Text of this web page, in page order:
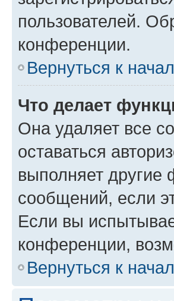
пользователей.
конференции.
Вернуться к
Что делает
Она удаляет все
оставаться
выполняет другие
сообщений, если
Если вы
конференции,
Вернуться к